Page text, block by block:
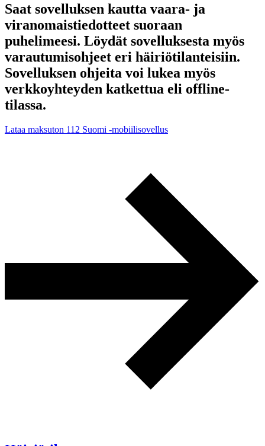
Saat sovelluksen kautta vaara- ja
viranomaistiedotteet suoraan
puhelimeesi. Löydät sovelluksesta myös
varautumisohjeet eri häiriötilanteisiin.
Sovelluksen ohjeita voi lukea myös
verkkoyhteyden katkettua eli offline-
tilassa.
Lataa maksuton 112 Suomi -mobiilisovellus